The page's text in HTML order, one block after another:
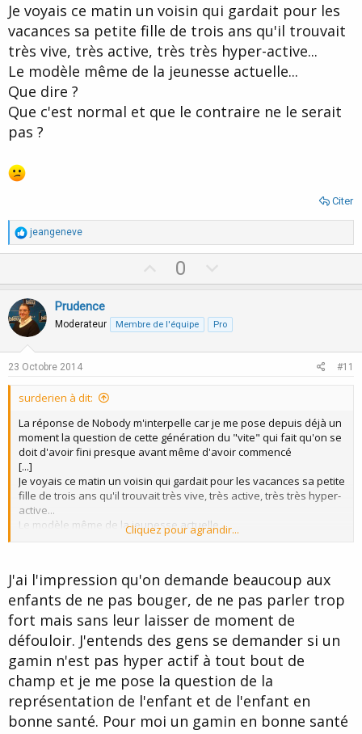
Je voyais ce matin un voisin qui gardait pour les
vacances sa petite fille de trois ans qu'il trouvait
très vive, très active, très très hyper-active...
Le modèle même de la jeunesse actuelle...
Que dire ?
Que c'est normal et que le contraire ne le serait
pas ?
Citer
R
é
a
t
i
o
n
s
:
jeangeneve
p
o
0
o
n
Prudence
Moderateur Membre de l'équipe Pro
23 Octobre 2014 #11
surderien à dit:
La réponse de Nobody m'interpelle car je me pose depuis déjà un
moment la question de cette génération du "vite" qui fait qu'on se
doit d'avoir fini presque avant même d'avoir commencé
[...]
Je voyais ce matin un voisin qui gardait pour les vacances sa petite
fille de trois ans qu'il trouvait très vive, très active, très très hyper-
active...
Le modèle même de la jeunesse actuelle...
Cliquez pour agrandir...
J'ai l'impression qu'on demande beaucoup aux
enfants de ne pas bouger, de ne pas parler trop
fort mais sans leur laisser de moment de
défouloir. J'entends des gens se demander si un
gamin n'est pas hyper actif à tout bout de
champ et je me pose la question de la
représentation de l'enfant et de l'enfant en
bonne santé. Pour moi un gamin en bonne santé